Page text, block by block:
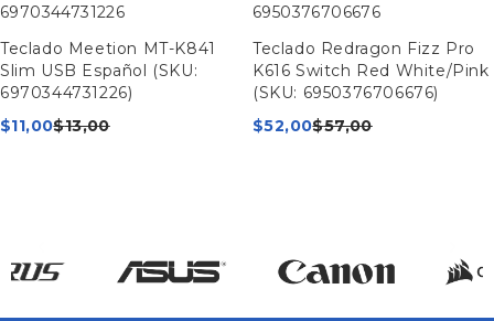
6970344731226
Teclado Meetion MT-K841
Slim USB Español (SKU:
6970344731226)
$13,00
$11,00
6950376706676
Teclado Redragon Fizz Pro
K616 Switch Red White/Pink
(SKU: 6950376706676)
$57,00
$52,00